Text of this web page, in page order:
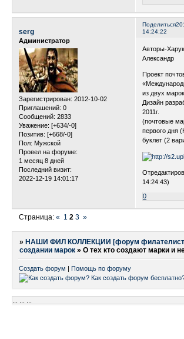
Поделиться
14:24:22
serg
Администратор
Зарегистрирован: 2012-10-02
Приглашений: 0
Сообщений: 2833
Уважение: [+634/-0]
Позитив: [+668/-0]
Пол: Мужской
Провел на форуме:
1 месяц 8 дней
Последний визит:
2022-12-19 14:01:17
Авторы-
Александр
Проект
из двух
Дизайн
2011г.
(почтовые
первого дня
буклет (2
14:24:43)
0
Страница:« 1 2 3 »
»НАШИ ФИЛ КОЛЛЕКЦИИ [форум
создании марок »О тех кто создают марки и
Создать форум | Помощь по форуму